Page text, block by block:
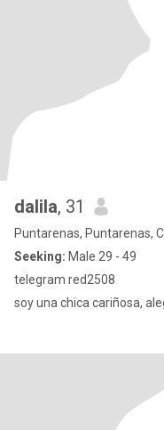
dalila, 31
Puntarenas, Puntarenas,
Seeking: Male 29 - 49
telegram red2508
soy una chica cariñosa,